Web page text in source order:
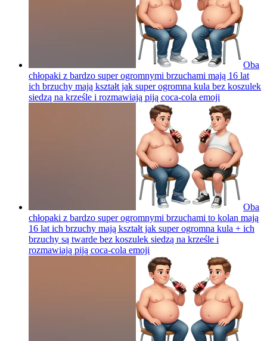
Oba
chłopaki z bardzo super ogromnymi brzuchami mają 16 lat
ich brzuchy mają kształt jak super ogromna kula bez koszulek
siedzą na krześle i rozmawiają piją coca-cola emoji
Oba
chłopaki z bardzo super ogromnymi brzuchami to kolan mają
16 lat ich brzuchy mają kształt jak super ogromna kula + ich
brzuchy są twarde bez koszulek siedzą na krześle i
rozmawiają piją coca-cola emoji